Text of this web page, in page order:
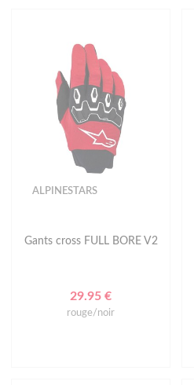
ALPINESTARS
Gants cross FULL BORE V2
29.95 €
rouge/noir